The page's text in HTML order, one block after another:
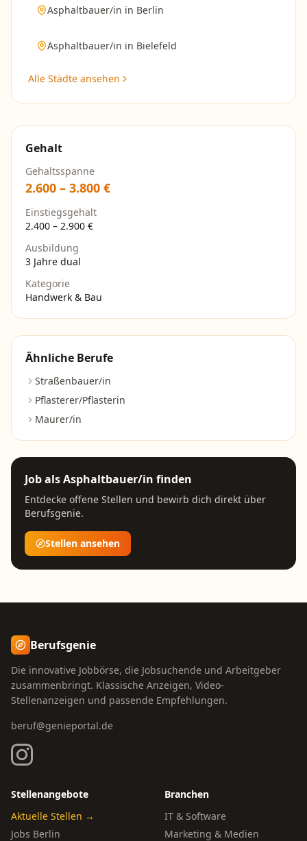
Asphaltbauer/in in Berlin
Asphaltbauer/in in Bielefeld
Alle Städte ansehen
Gehalt
Gehaltsspanne
2.600 – 3.800 €
Einstiegsgehalt
2.400 – 2.900 €
Ausbildung
3 Jahre dual
Kategorie
Handwerk & Bau
Ähnliche Berufe
Straßenbauer/in
Pflasterer/Pflasterin
Maurer/in
Job alsAsphaltbauer/in finden
Entdecke offene Stellen und bewirb dich direkt über
Berufsgenie.
Stellen ansehen
Berufsgenie
Die innovative Jobbörse, die Jobsuchende und Arbeitgeber
zusammenbringt. Klassische Anzeigen, Video-
Stellenanzeigen und passende Empfehlungen.
beruf@genieportal.de
Stellenangebote
Aktuelle Stellen →
Jobs Berlin
Branchen
IT & Software
Marketing & Medien